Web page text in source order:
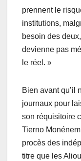
prennent le
institutions,
besoin des
devienne pas
le réel. »
Bien avant qu’il
journaux pour
son réquisitoire
Tierno
procès des
titre que les